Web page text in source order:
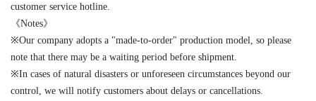
customer service hotline.
《Notes》
※Our company adopts a "made-to-order" production model, so please
note that there may be a waiting period before shipment.
※In cases of natural disasters or unforeseen circumstances beyond our
control, we will notify customers about delays or cancellations.